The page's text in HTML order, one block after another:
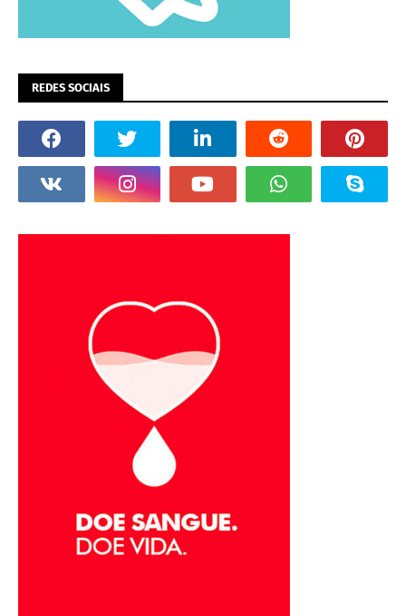
REDES SOCIAIS